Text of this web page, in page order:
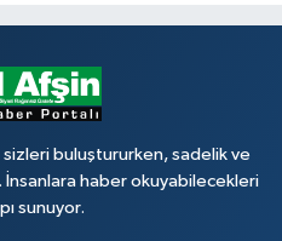
sizleri buluştururken, sadelik ve
haber okuyabilecekleri
sunuyor.